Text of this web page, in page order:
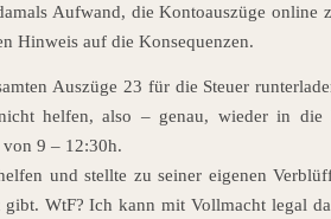
Aufwand, die Kontoauszüge online
Hinweis auf die Konsequenzen.
Auszüge 23 für die Steuer
helfen, also – genau, wieder in die
9 – 12:30h.
und stellte zu seiner eigenen
WtF? Ich kann mit Vollmacht legal